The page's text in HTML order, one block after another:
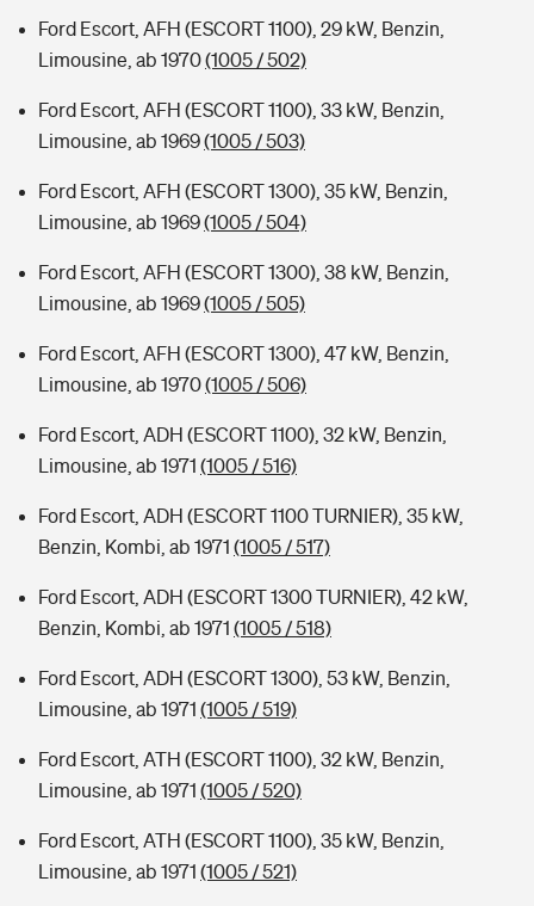
Ford Escort, AFH (ESCORT 1100), 29 kW, Benzin,
Limousine, ab 1970(1005 / 502)
Ford Escort, AFH (ESCORT 1100), 33 kW, Benzin,
Limousine, ab 1969(1005 / 503)
Ford Escort, AFH (ESCORT 1300), 35 kW, Benzin,
Limousine, ab 1969(1005 / 504)
Ford Escort, AFH (ESCORT 1300), 38 kW, Benzin,
Limousine, ab 1969(1005 / 505)
Ford Escort, AFH (ESCORT 1300), 47 kW, Benzin,
Limousine, ab 1970(1005 / 506)
Ford Escort, ADH (ESCORT 1100), 32 kW, Benzin,
Limousine, ab 1971 (1005 / 516)
Ford Escort, ADH (ESCORT 1100 TURNIER), 35 kW,
Benzin, Kombi, ab 1971 (1005 / 517)
Ford Escort, ADH (ESCORT 1300 TURNIER), 42 kW,
Benzin, Kombi, ab 1971 (1005 / 518)
Ford Escort, ADH (ESCORT 1300), 53 kW, Benzin,
Limousine, ab 1971 (1005 / 519)
Ford Escort, ATH (ESCORT 1100), 32 kW, Benzin,
Limousine, ab 1971 (1005 / 520)
Ford Escort, ATH (ESCORT 1100), 35 kW, Benzin,
Limousine, ab 1971 (1005 / 521)